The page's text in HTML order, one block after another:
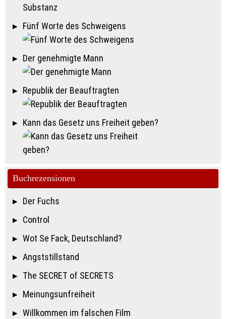
Fünf Worte des Schweigens
Der genehmigte Mann
Republik der Beauftragten
Kann das Gesetz uns Freiheit geben?
Buchrezensionen
Der Fuchs
Control
Wot Se Fack, Deutschland?
Angststillstand
The SECRET of SECRETS
Meinungsunfreiheit
Willkommen im falschen Film